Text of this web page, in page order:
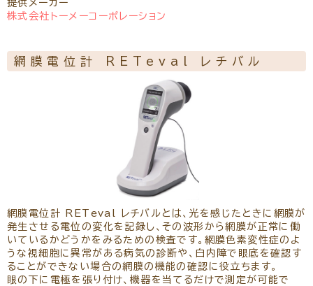
提供メーカー
株式会社トーメーコーポレーション
網膜電位計 RETeval レチバル
網膜電位計 RETeval レチバルとは、光を感じたときに網膜が
発生させる電位の変化を記録し、その波形から網膜が正常に働
いているかどうかをみるための検査です。網膜色素変性症のよ
うな視細胞に異常がある病気の診断や、白内障で眼底を確認す
ることができない場合の網膜の機能の確認に役立ちます。
眼の下に電極を張り付け、機器を当てるだけで測定が可能で